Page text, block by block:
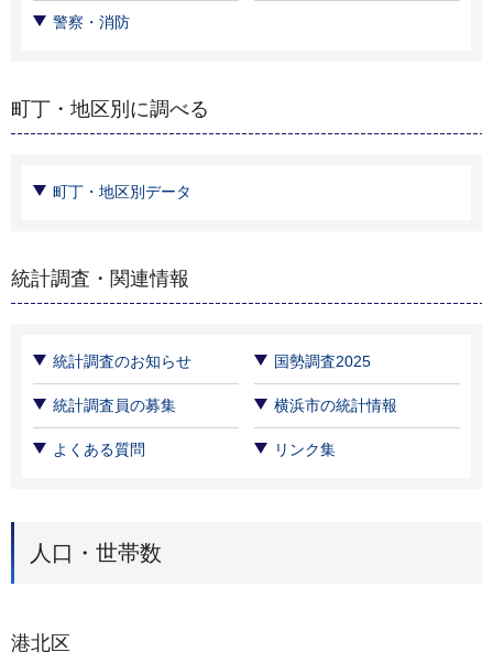
警察・消防
町丁・地区別に調べる
町丁・地区別データ
統計調査・関連情報
統計調査のお知らせ 国勢調査2025
統計調査員の募集 横浜市の統計情報
よくある質問 リンク集
人口・世帯数
港北区